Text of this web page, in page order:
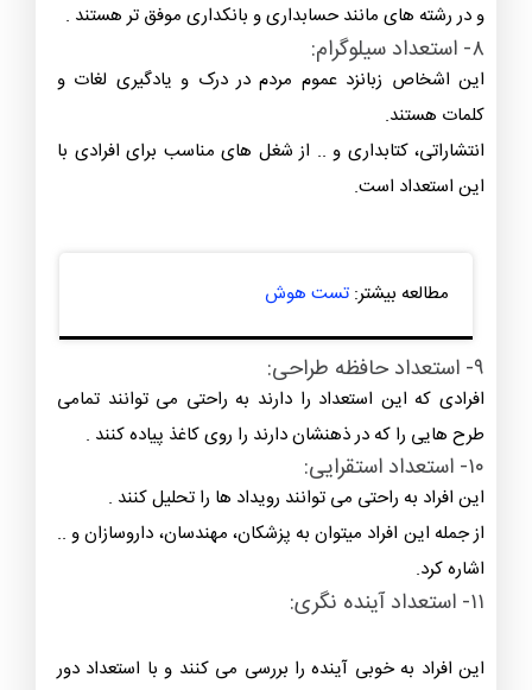
و در رشته های مانند حسابداری و بانکداری موفق تر هستند .
۸- استعداد سیلوگرام:
این اشخاص زبانزد عموم مردم در درک و یادگیری لغات و
کلمات هستند.
انتشاراتی، کتابداری و .. از شغل های مناسب برای افرادی با
این استعداد است.
مطالعه بیشتر: تست هوش
۹- استعداد حافظه طراحی:
افرادی که این استعداد را دارند به راحتی می توانند تمامی
طرح هایی را که در ذهنشان دارند را روی کاغذ پیاده کنند .
۱۰- استعداد استقرایی:
این افراد به راحتی می توانند رویداد ها را تحلیل کنند .
از جمله این افراد میتوان به پزشکان، مهندسان، داروسازان و ..
اشاره کرد.
۱۱- استعداد آینده نگری:
این افراد به خوبی آینده را بررسی می کنند و با استعداد دور